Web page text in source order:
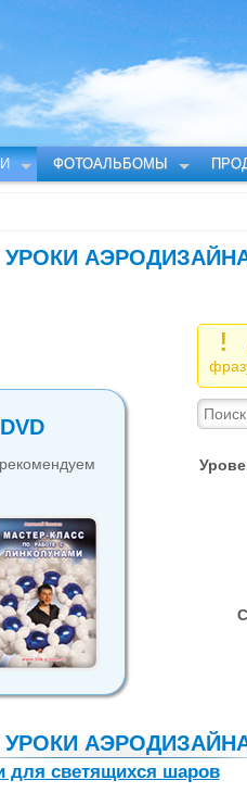
ФОТОАЛЬБОМЫ
УРОКИ
!
УРОКИ
для светящихся шаров